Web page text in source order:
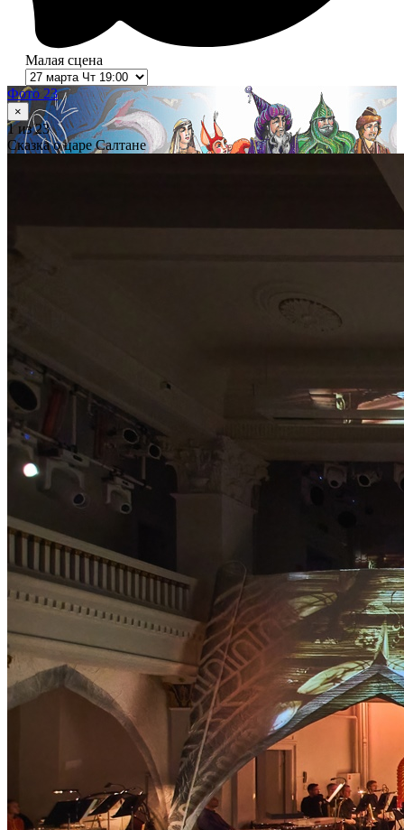
Малая сцена
Фото 23
×
1из 23
Сказка о царе Салтане